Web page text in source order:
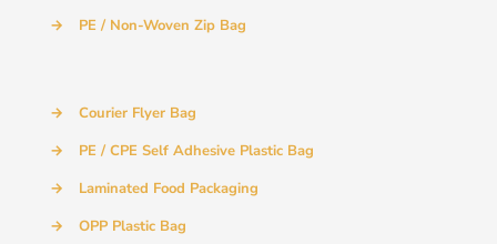
→
PE / Non-Woven Zip Bag
→
Courier Flyer Bag
→
PE / CPE Self Adhesive Plastic Bag
→
Laminated Food Packaging
→
OPP Plastic Bag